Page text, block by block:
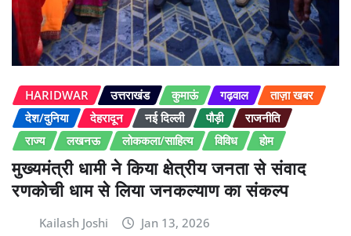
HARIDWAR उत्तराखंड कुमाऊं गढ़वाल
ताज़ा खबर
देश/दुनिया
देहरादून नई दिल्ली पौड़ी
राजनीति
राज्य
लखनऊ लोककला/साहित्य विविध होम
मुख्यमंत्री धामी ने किया क्षेत्रीय जनता से संवाद
रणकोची धाम से लिया जनकल्याण का संकल्प
Kailash Joshi Jan 13, 2026